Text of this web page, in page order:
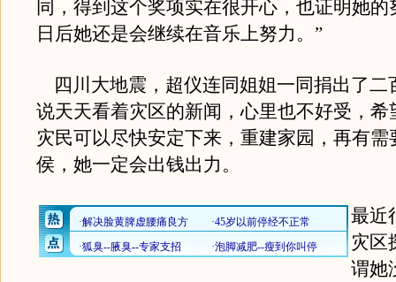
同，得到这个奖项实在很开心，也证明她的
日后她还是会继续在音乐上努力。”
四川大地震，超仪连同姐姐一同捐出了二
说天天看着灾区的新闻，心里也不好受，希
灾民可以尽快安定下来，重建家园，再有需
侯，她一定会出钱出力。
最近
灾区
谓她